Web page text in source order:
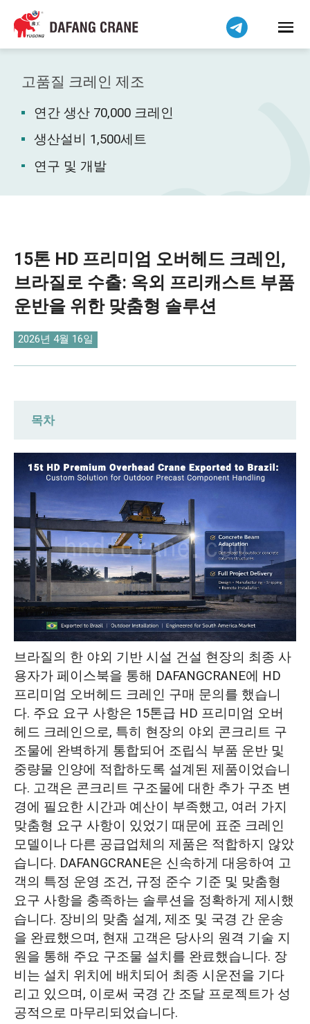
고품질 크레인 제조
연간 생산 70,000 크레인
생산설비 1,500세트
연구 및 개발
15톤 HD 프리미엄 오버헤드 크레인,
브라질로 수출: 옥외 프리캐스트 부품
운반을 위한 맞춤형 솔루션
2026년 4월 16일
목차
브라질 소싱 시 발생하는 3가지 주요 조달
문제점
DAFANFCRANE, 브라질 고객을 위한 맞춤
형 HD 프리미엄 오버헤드 크레인 솔루션
제공
HD 프리미엄 오버헤드 크레인: 콘크리트 크레
인 빔에 정밀하게 맞춤 제작
엄격한 품질 관리 및 최적화된 납품 주기
기술 지원 및 설치 안내 서비스
프로젝트 성공 사례: 브라질 고객에게 모든
규정을 준수하는 15톤 HD 프리미엄 오버헤
드 크레인을 납품했습니다.
브라질의 한 야외 기반 시설 건설 현장의 최종 사
용자가 페이스북을 통해 DAFANGCRANE에 HD
프리미엄 오버헤드 크레인 구매 문의를 했습니
다. 주요 요구 사항은 15톤급 HD 프리미엄 오버
헤드 크레인으로, 특히 현장의 야외 콘크리트 구
조물에 완벽하게 통합되어 조립식 부품 운반 및
중량물 인양에 적합하도록 설계된 제품이었습니
다. 고객은 콘크리트 구조물에 대한 추가 구조 변
경에 필요한 시간과 예산이 부족했고, 여러 가지
맞춤형 요구 사항이 있었기 때문에 표준 크레인
모델이나 다른 공급업체의 제품은 적합하지 않았
습니다. DAFANGCRANE은 신속하게 대응하여 고
객의 특정 운영 조건, 규정 준수 기준 및 맞춤형
요구 사항을 충족하는 솔루션을 정확하게 제시했
습니다. 장비의 맞춤 설계, 제조 및 국경 간 운송
을 완료했으며, 현재 고객은 당사의 원격 기술 지
원을 통해 주요 구조물 설치를 완료했습니다. 장
비는 설치 위치에 배치되어 최종 시운전을 기다
리고 있으며, 이로써 국경 간 조달 프로젝트가 성
공적으로 마무리되었습니다.
Bahasa Indonesia
Bahasa Melayu
Tiếng Việt
简体中文
فارسی
Pilipino
اردو
Kiswahili
Dansk
Norsk
O‘zbekcha